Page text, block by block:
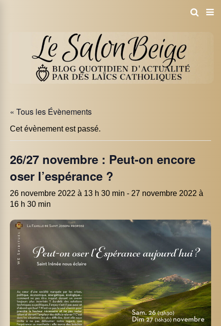
« Tous les Évènements
Cet évènement est passé.
26/27 novembre : Peut-on encore
oser l’espérance ?
26 novembre 2022 à 13 h 30 min - 27 novembre 2022 à
16 h 30 min